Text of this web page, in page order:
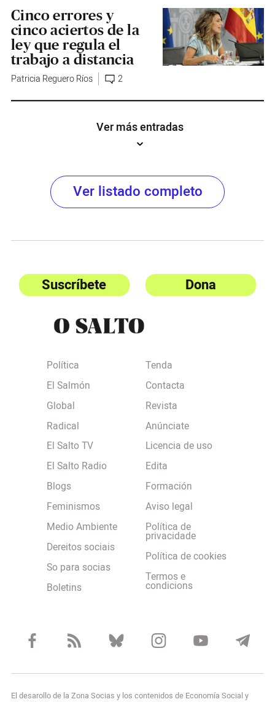
Cinco errores y
cinco aciertos de la
ley que regula el
trabajo a distancia
Patricia Reguero Ríos 2
Ver más entradas
Ver listado completo
Suscríbete Dona
Política
El Salmón
Global
Radical
El Salto TV
El Salto Radio
Blogs
Feminismos
Medio Ambiente
Dereitos sociais
So para socias
Boletins
Tenda
Contacta
Revista
Anúnciate
Licencia de uso
Edita
Formación
Aviso legal
Política de
privacidade
Política de cookies
Termos e
condicions
El desarollo de la Zona Socias y los contenidos de Economía Social y